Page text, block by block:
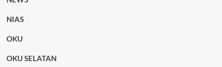
NIAS
OKU
OKU SELATAN